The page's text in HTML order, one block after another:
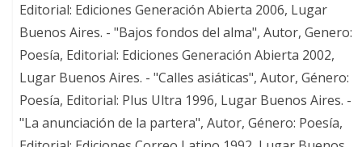
Editorial: Ediciones Generación Abierta 2006, Lugar
Buenos Aires. - "Bajos fondos del alma", Autor, Genero:
Poesía, Editorial: Ediciones Generación Abierta 2002,
Lugar Buenos Aires. - "Calles asiáticas", Autor, Género:
Poesía, Editorial: Plus Ultra 1996, Lugar Buenos Aires. -
"La anunciación de la partera", Autor, Género: Poesía,